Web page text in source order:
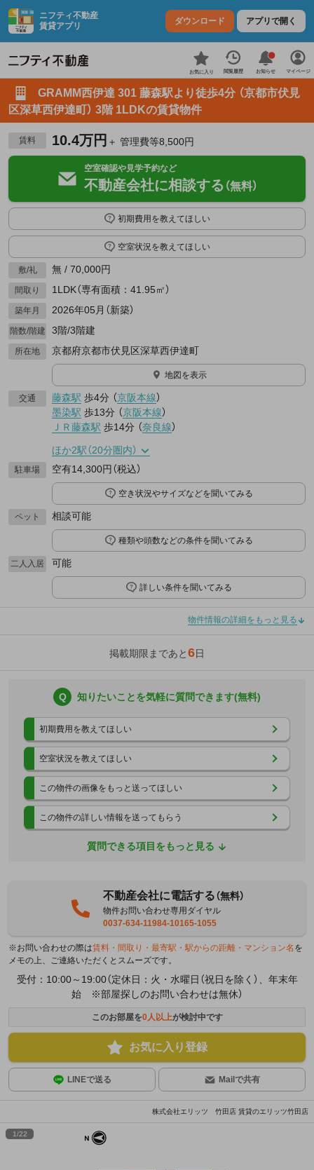
ニフティ不動産
賃貸アプリ
ダウンロード アプリで開く
お気に入り 閲覧履歴 お知らせ マイページ
GRAMM西伊達 301 藤森駅より徒歩4分 （京都市伏見
区深草西伊達町） 3階 1LDKの賃貸物件
賃料 10.4万円 ＋ 管理費等8,500円
空室確認や見学予約など
不動産会社に相談する （無料）
初期費用を教えてほしい
空室状況を教えてほしい
敷/礼 無 / 70,000円
間取り 1LDK（専有面積：41.95㎡）
築年月 2026年05月（新築）
階数/階建 3階/3階建
所在地 京都府京都市伏見区深草西伊達町
地図を表示
交通 藤森駅 歩4分 （京阪本線）
墨染駅 歩13分 （京阪本線）
ＪＲ藤森駅 歩14分 （奈良線）
ほか2駅（20分圏内）
駐車場 空有14,300円（税込）
空き状況やサイズなどを聞いてみる
ペット 相談可能
種類や頭数などの条件を聞いてみる
二人入居 可能
詳しい条件を聞いてみる
物件情報の詳細をもっと見る
掲載期限まであと6日
Q 知りたいことを気軽に質問できます(無料)
初期費用を教えてほしい
空室状況を教えてほしい
この物件の画像をもっと送ってほしい
この物件の詳しい情報を送ってもらう
質問できる項目をもっと見る
不動産会社に電話する（無料）
物件お問い合わせ専用ダイヤル
0037-634-11984-10165-1055
※お問い合わせの際は賃料・間取り・最寄駅・駅からの距離・マンション名 を
メモの上、ご連絡いただくとスムーズです。
受付：10:00～19:00（定休日：火・水曜日（祝日を除く）、年末年
始 ※部屋探しのお問い合わせは無休）
このお部屋を0人以上が検討中です
お気に入り登録
LINEで送る Mailで共有
株式会社エリッツ 竹田店 賃貸のエリッツ竹田店
1/22